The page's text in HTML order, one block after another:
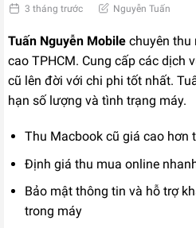
Samsung Cũ
Laptop cũ
Máy Ảnh Cũ
Máy PS Cũ
Mua Hàng Trả Góp
Check Bảo Hành
Liên hệ
3 tháng trước Nguyễn Tuấn
Tuấn Nguyễn Mobile chuyên thu
cao TPHCM. Cung cấp các dịch
cũ lên đời với chi phi tốt nhất.
hạn số lượng và tình trạng máy.
Thu Macbook cũ giá cao hơn
Định giá thu mua online
Bảo mật thông tin và hỗ trợ
trong máy